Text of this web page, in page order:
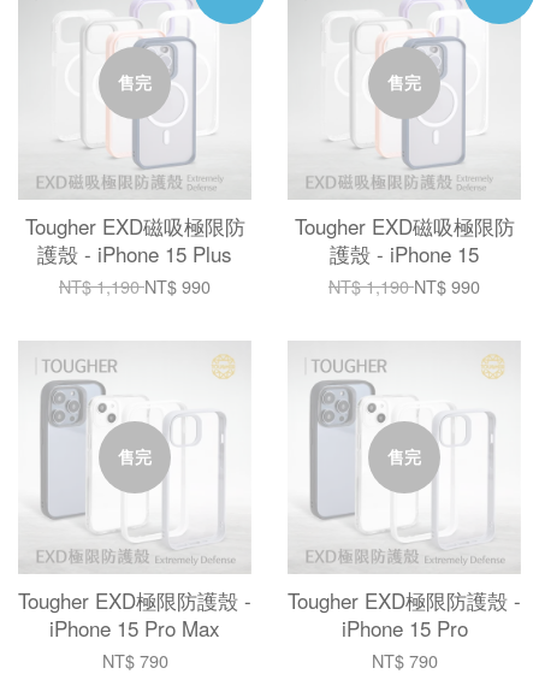
售完
Tougher EXD磁吸極限防
護殼 - iPhone 15 Plus
NT$ 1,190NT$ 990
售完
Tougher EXD磁吸極限防
護殼 - iPhone 15
NT$ 1,190NT$ 990
售完
Tougher EXD極限防護殼 -
iPhone 15 Pro Max
NT$ 790
售完
Tougher EXD極限防護殼 -
iPhone 15 Pro
NT$ 790